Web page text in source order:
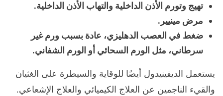
تهيج وتورم الأذن الداخلية والتهاب الأذن الداخلية.
مرض مينيير.
ضغط في العصب الدهليزي، عادة بسبب ورم غير
سرطاني، مثل الورم السحائي أو الورم الشفاني.
يستعمل الديفينيدول أيضًا للوقاية والسيطرة على الغثيان
والقيء الناجمين عن العلاج الكيميائي والعلاج الإشعاعي.